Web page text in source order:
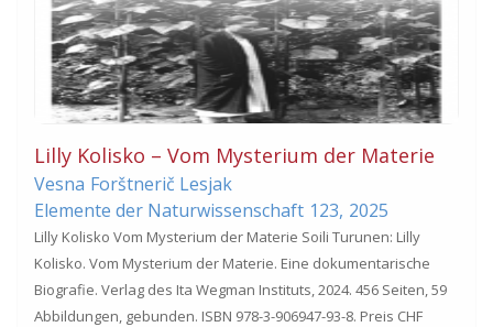
Lilly Kolisko – Vom Mysterium der Materie
Vesna Forštnerič Lesjak
Elemente der Naturwissenschaft 123, 2025
Lilly Kolisko Vom Mysterium der Materie Soili Turunen: Lilly
Kolisko. Vom Mysterium der Materie. Eine dokumentarische
Biografie. Verlag des Ita Wegman Instituts, 2024. 456 Seiten, 59
Abbildungen, gebunden. ISBN 978-3-906947-93-8. Preis CHF